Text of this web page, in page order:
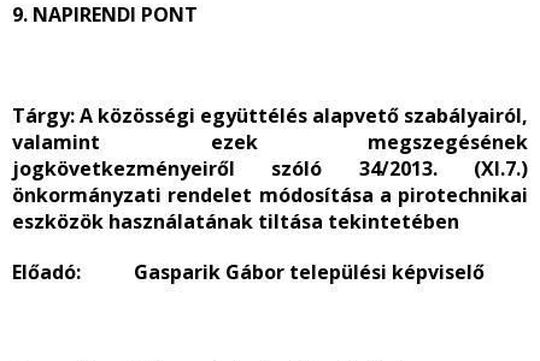
9. NAPIRENDI PONT
Tárgy:A közösségi együttélés alapvető szabályairól,
valamint ezek megszegésének
jogkövetkezményeiről szóló 34/2013. (XI.7.)
önkormányzati rendelet módosítása a pirotechnikai
eszközök használatának tiltása tekintetében
Előadó: Gasparik Gábor települési képviselő